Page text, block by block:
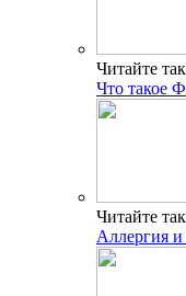
Читайте
Что такое
Читайте
Аллергия